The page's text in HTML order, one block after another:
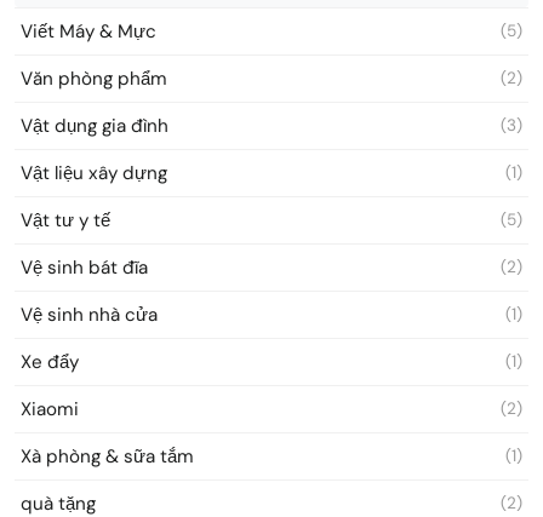
Viết Máy & Mực (5)
Văn phòng phẩm (2)
Vật dụng gia đình (3)
Vật liệu xây dựng (1)
Vật tư y tế (5)
Vệ sinh bát đĩa (2)
Vệ sinh nhà cửa (1)
Xe đẩy (1)
Xiaomi (2)
Xà phòng & sữa tắm (1)
quà tặng (2)